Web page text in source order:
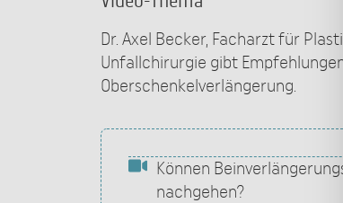
Dr. Axel Becker, Facharzt für
Unfallchirurgie gibt
Oberschenkelverlängerung.
Können
nachgehen?